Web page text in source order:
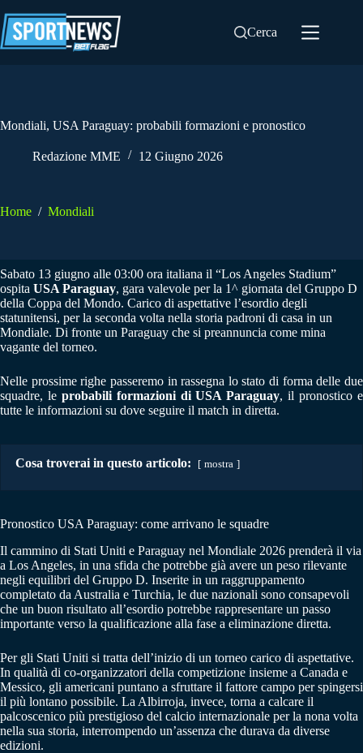
al
contenuto
Cerca
Mondiali, USA Paraguay: probabili formazioni e pronostico
Redazione MME 12 Giugno 2026
Home / Mondiali
Sabato 13 giugno alle 03:00 ora italiana il “Los Angeles Stadium”
ospita USA Paraguay, gara valevole per la 1^ giornata del Gruppo D
della Coppa del Mondo. Carico di aspettative l’esordio degli
statunitensi, per la seconda volta nella storia padroni di casa in un
Mondiale. Di fronte un Paraguay che si preannuncia come mina
vagante del torneo.
Nelle prossime righe passeremo in rassegna lo stato di forma delle due
squadre, le probabili formazioni di USA Paraguay, il pronostico e
tutte le informazioni su dove seguire il match in diretta.
Cosa troverai in questo articolo: mostra
Pronostico USA Paraguay: come arrivano le squadre
Il cammino di Stati Uniti e Paraguay nel Mondiale 2026 prenderà il via
a Los Angeles, in una sfida che potrebbe già avere un peso rilevante
negli equilibri del Gruppo D. Inserite in un raggruppamento
completato da Australia e Turchia, le due nazionali sono consapevoli
che un buon risultato all’esordio potrebbe rappresentare un passo
importante verso la qualificazione alla fase a eliminazione diretta.
Per gli Stati Uniti si tratta dell’inizio di un torneo carico di aspettative.
In qualità di co-organizzatori della competizione insieme a Canada e
Messico, gli americani puntano a sfruttare il fattore campo per spingersi
il più lontano possibile. La Albirroja, invece, torna a calcare il
palcoscenico più prestigioso del calcio internazionale per la nona volta
nella sua storia, interrompendo un’assenza che durava da diverse
edizioni.